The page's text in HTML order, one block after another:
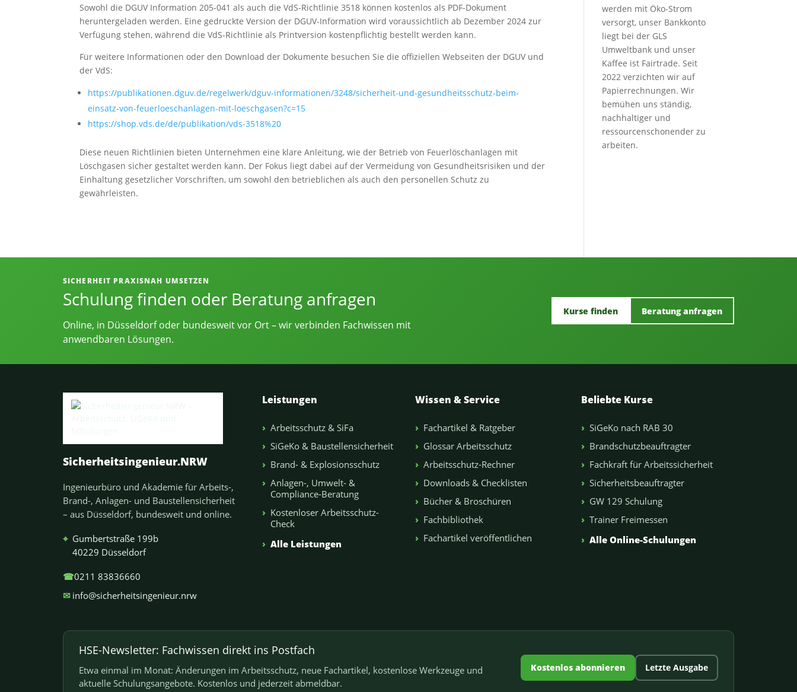
Sowohl die DGUV Information 205-041 als auch die VdS-Richtlinie 3518 können kostenlos als PDF-Dokument
heruntergeladen werden. Eine gedruckte Version der DGUV-Information wird voraussichtlich ab Dezember 2024 zur
Verfügung stehen, während die VdS-Richtlinie als Printversion kostenpflichtig bestellt werden kann.
Für weitere Informationen oder den Download der Dokumente besuchen Sie die offiziellen Webseiten der DGUV und
der VdS:
https://publikationen.dguv.de/regelwerk/dguv-informationen/3248/sicherheit-und-gesundheitsschutz-beim-
einsatz-von-feuerloeschanlagen-mit-loeschgasen?c=15
https://shop.vds.de/de/publikation/vds-3518%20
Diese neuen Richtlinien bieten Unternehmen eine klare Anleitung, wie der Betrieb von Feuerlöschanlagen mit
Löschgasen sicher gestaltet werden kann. Der Fokus liegt dabei auf der Vermeidung von Gesundheitsrisiken und der
Einhaltung gesetzlicher Vorschriften, um sowohl den betrieblichen als auch den personellen Schutz zu
gewährleisten.
werden mit Öko-Strom
versorgt, unser Bankkonto
liegt bei der GLS
Umweltbank und unser
Kaffee ist Fairtrade. Seit
2022 verzichten wir auf
Papierrechnungen. Wir
bemühen uns ständig,
nachhaltiger und
ressourcenschonender zu
arbeiten.
Informationen, Kontakt und Angebote von Sicherheitsingenieur.NRW
SICHERHEIT PRAXISNAH UMSETZEN
Schulung finden oder Beratung anfragen
Online, in Düsseldorf oder bundesweit vor Ort – wir verbinden Fachwissen mit
anwendbaren Lösungen.
Kurse finden Beratung anfragen
Sicherheitsingenieur.NRW
Ingenieurbüro und Akademie für Arbeits-,
Brand-, Anlagen- und Baustellensicherheit
– aus Düsseldorf, bundesweit und online.
⌖ Gumbertstraße 199b
40229 Düsseldorf
☎0211 83836660
✉ info@sicherheitsingenieur.nrw
Leistungen
Arbeitsschutz & SiFa
SiGeKo & Baustellensicherheit
Brand- & Explosionsschutz
Anlagen-, Umwelt- &
Compliance-Beratung
Kostenloser Arbeitsschutz-
Check
Alle Leistungen
Wissen & Service
Fachartikel & Ratgeber
Glossar Arbeitsschutz
Arbeitsschutz-Rechner
Downloads & Checklisten
Bücher & Broschüren
Fachbibliothek
Fachartikel veröffentlichen
Beliebte Kurse
SiGeKo nach RAB 30
Brandschutzbeauftragter
Fachkraft für Arbeitssicherheit
Sicherheitsbeauftragter
GW 129 Schulung
Trainer Freimessen
Alle Online-Schulungen
HSE-Newsletter: Fachwissen direkt ins Postfach
Etwa einmal im Monat: Änderungen im Arbeitsschutz, neue Fachartikel, kostenlose Werkzeuge und
aktuelle Schulungsangebote. Kostenlos und jederzeit abmeldbar.
Kostenlos abonnieren Letzte Ausgabe